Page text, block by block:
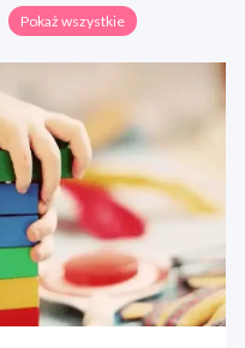
Pokaż wszystkie